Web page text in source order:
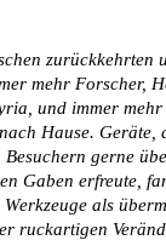
zurückkehrten
mehr Forscher,
und immer
Hause. Geräte,
gerne
Gaben erfreute,
als
ruckartigen